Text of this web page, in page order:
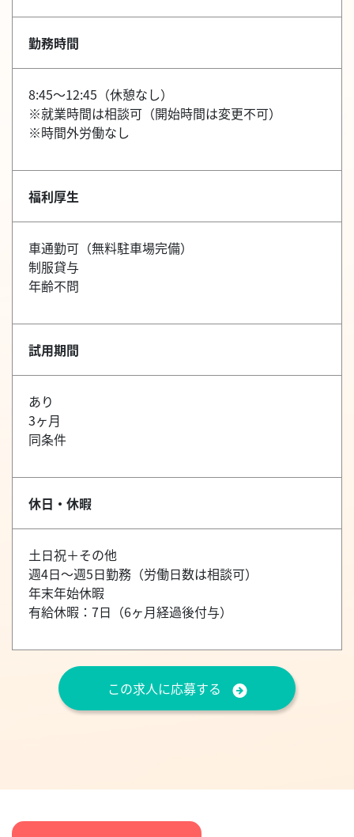
勤務時間
8:45～12:45（休憩なし）
※就業時間は相談可（開始時間は変更不可）
※時間外労働なし
福利厚生
車通勤可（無料駐車場完備）
制服貸与
年齢不問
試用期間
あり
3ヶ月
同条件
休日・休暇
土日祝＋その他
週4日～週5日勤務（労働日数は相談可）
年末年始休暇
有給休暇：7日（6ヶ月経過後付与）
この求人に応募する